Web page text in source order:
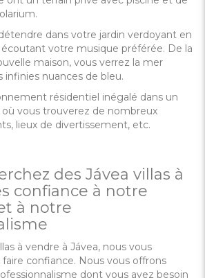
dans votre jardin verdoyant en
votre musique préférée. De la
maison, vous verrez la mer
infinies nuances de bleu.
résidentiel inégalé dans un
vous trouverez de nombreux
lieux de divertissement, etc.
des Jávea villas à
confiance à notre
à notre
à vendre à Jávea, nous vous
confiance. Nous vous offrons
dont vous avez besoin